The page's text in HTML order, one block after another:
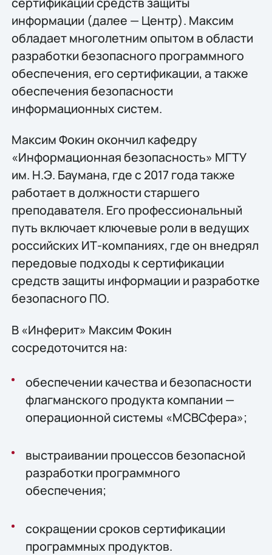
информации (далее — Центр). Максим
обладает многолетним опытом в области
разработки безопасного программного
обеспечения, его сертификации, а также
обеспечения безопасности
информационных систем.
Максим Фокин окончил кафедру
«Информационная безопасность» МГТУ
им. Н.Э. Баумана, где с 2017 года также
работает в должности старшего
преподавателя. Его профессиональный
путь включает ключевые роли в ведущих
российских ИТ-компаниях, где он внедрял
передовые подходы к сертификации
средств защиты информации и разработке
безопасного ПО.
В «Инферит» Максим Фокин
сосредоточится на:
обеспечении качества и безопасности
флагманского продукта компании —
операционной системы «МСВСфера»;
выстраивании процессов безопасной
разработки программного
обеспечения;
сокращении сроков сертификации
программных продуктов.